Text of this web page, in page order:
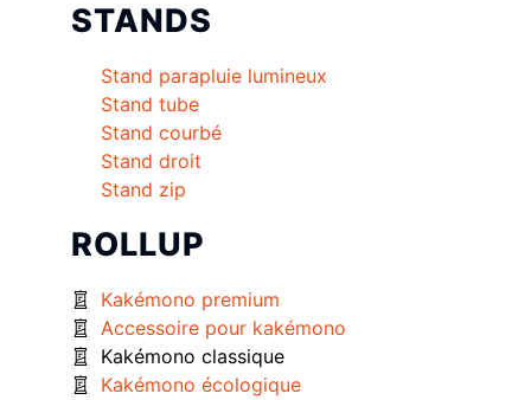
STANDS
Stand parapluie lumineux
Stand tube
Stand courbé
Stand droit
Stand zip
ROLLUP
Kakémono premium
Accessoire pour kakémono
Kakémono classique
Kakémono écologique